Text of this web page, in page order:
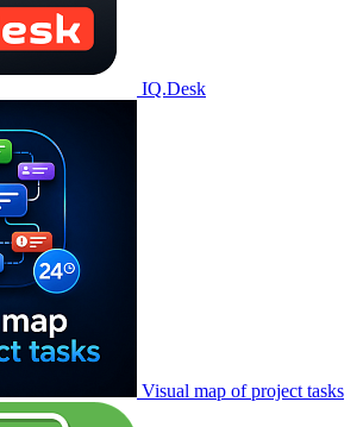
IQ.Desk
Visual map of project tasks